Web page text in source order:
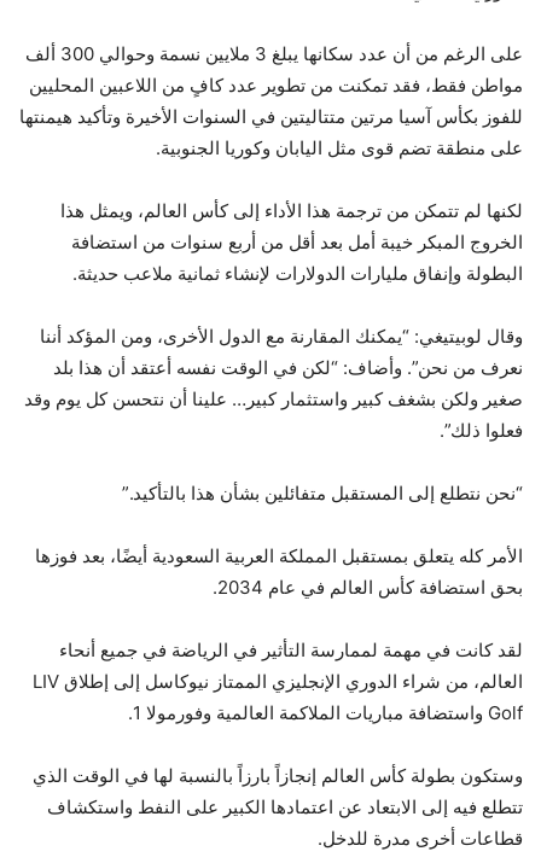
على الرغم من أن عدد سكانها يبلغ 3 ملايين نسمة وحوالي 300 ألف
مواطن فقط، فقد تمكنت من تطوير عدد كافٍ من اللاعبين المحليين
للفوز بكأس آسيا مرتين متتاليتين في السنوات الأخيرة وتأكيد هيمنتها
على منطقة تضم قوى مثل اليابان وكوريا الجنوبية.
لكنها لم تتمكن من ترجمة هذا الأداء إلى كأس العالم، ويمثل هذا
الخروج المبكر خيبة أمل بعد أقل من أربع سنوات من استضافة
البطولة وإنفاق مليارات الدولارات لإنشاء ثمانية ملاعب حديثة.
وقال لوبيتيغي: “يمكنك المقارنة مع الدول الأخرى، ومن المؤكد أننا
نعرف من نحن”. وأضاف: “لكن في الوقت نفسه أعتقد أن هذا بلد
صغير ولكن بشغف كبير واستثمار كبير… علينا أن نتحسن كل يوم وقد
فعلوا ذلك”.
“نحن نتطلع إلى المستقبل متفائلين بشأن هذا بالتأكيد.”
الأمر كله يتعلق بمستقبل المملكة العربية السعودية أيضًا، بعد فوزها
بحق استضافة كأس العالم في عام 2034.
لقد كانت في مهمة لممارسة التأثير في الرياضة في جميع أنحاء
العالم، من شراء الدوري الإنجليزي الممتاز نيوكاسل إلى إطلاق LIV
Golf واستضافة مباريات الملاكمة العالمية وفورمولا 1.
وستكون بطولة كأس العالم إنجازاً بارزاً بالنسبة لها في الوقت الذي
تتطلع فيه إلى الابتعاد عن اعتمادها الكبير على النفط واستكشاف
قطاعات أخرى مدرة للدخل.